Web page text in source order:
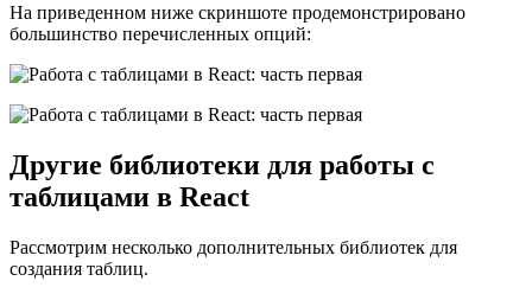
На приведенном ниже скриншоте продемонстрировано
большинство перечисленных опций:
Другие библиотеки для работы с
таблицами в React
Рассмотрим несколько дополнительных библиотек для
создания таблиц.